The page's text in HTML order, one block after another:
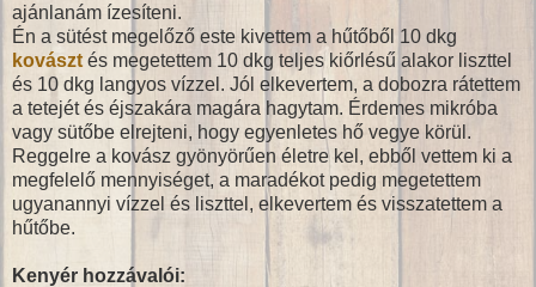
ajánlanám ízesíteni.
Én a sütést megelőző este kivettem a hűtőből 10 dkg
kovászt és megetettem 10 dkg teljes kiőrlésű alakor liszttel
és 10 dkg langyos vízzel. Jól elkevertem, a dobozra rátettem
a tetejét és éjszakára magára hagytam. Érdemes mikróba
vagy sütőbe elrejteni, hogy egyenletes hő vegye körül.
Reggelre a kovász gyönyörűen életre kel, ebből vettem ki a
megfelelő mennyiséget, a maradékot pedig megetettem
ugyanannyi vízzel és liszttel, elkevertem és visszatettem a
hűtőbe.
Kenyér hozzávalói: